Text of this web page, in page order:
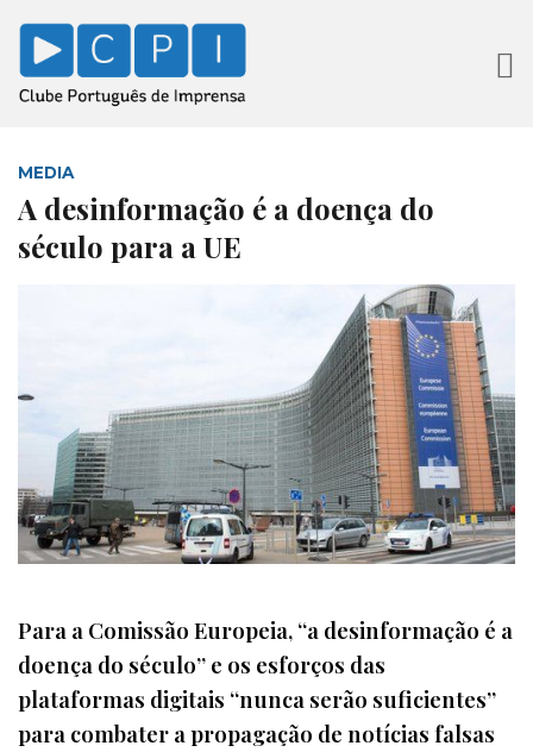
MEDIA
A desinformação é a doença do
século para a UE
Para a Comissão Europeia, “a desinformação é a
doença do século” e os esforços das
plataformas digitais “nunca serão suficientes”
para combater a propagação de notícias falsas